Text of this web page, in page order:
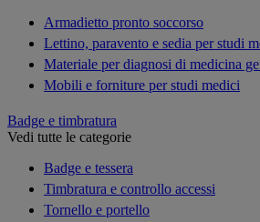
Armadietto pronto soccorso
Lettino, paravento e sedia per studi
Materiale per diagnosi di medicina
Mobili e forniture per studi medici
Badge e timbratura
Vedi tutte le categorie
Badge e tessera
Timbratura e controllo accessi
Tornello e portello